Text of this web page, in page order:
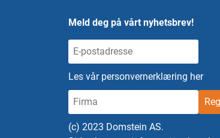
Meld deg på vårt nyhetsbrev!
Les vår personvernerklæring her
(c) 2023 Domstein AS.